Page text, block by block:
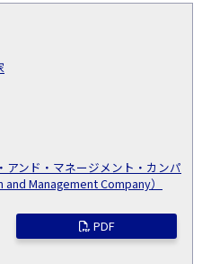
アンド・マネージメント・カンパ
Management Company）
PDF